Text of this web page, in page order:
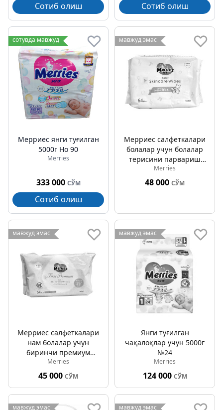
Сотиб олиш Сотиб олиш
сотувда мавжуд
Мерриес янги туғилган
5000г Но 90
Merries
333 000 СЎМ
Сотиб олиш
мавжуд эмас
Мерриес салфеткалари
болалар учун болалар
терисини парвариш
қилиш учун
салфеткалар №64
Merries
48 000 СЎМ
мавжуд эмас
Мерриес салфеткалари
нам болалар учун
биринчи премиум
чақалоқ терисини
тозалаш № 54
Merries
45 000 СЎМ
мавжуд эмас
Янги туғилган
чақалоқлар учун 5000г
№24
Merries
124 000 СЎМ
мавжуд эмас мавжуд эмас